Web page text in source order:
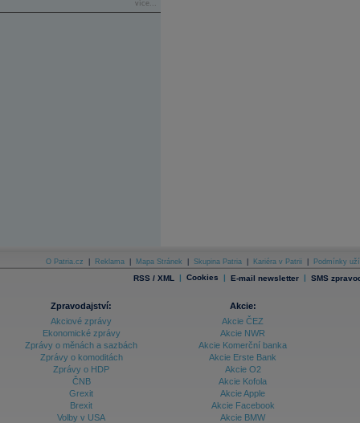
více...
O Patria.cz Reklama Mapa Stránek Skupina Patria Kariéra v Patrii Podmínky
RSS / XML | Cookies | E-mail newsletter | SMS
Zpravodajství:
Akciové zprávy
Ekonomické zprávy
Zprávy o měnách a sazbách
Zprávy o komoditách
Zprávy o HDP
ČNB
Grexit
Brexit
Volby v USA
Akcie:
Akcie ČEZ
Akcie NWR
Akcie Komerční banka
Akcie Erste Bank
Akcie O2
Akcie Kofola
Akcie Apple
Akcie Facebook
Akcie BMW